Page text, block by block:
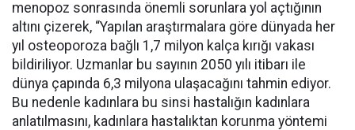
menopoz sonrasında önemli sorunlara yol açtığının
altını çizerek, “Yapılan araştırmalara göre dünyada her
yıl osteoporoza bağlı 1,7 milyon kalça kırığı vakası
bildiriliyor. Uzmanlar bu sayının 2050 yılı itibarı ile
dünya çapında 6,3 milyona ulaşacağını tahmin ediyor.
Bu nedenle kadınlara bu sinsi hastalığın kadınlara
anlatılmasını, kadınlara hastalıktan korunma yöntemi